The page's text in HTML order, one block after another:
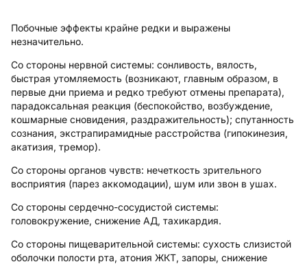
Побочные эффекты крайне редки и выражены
незначительно.
Со стороны нервной системы: сонливость, вялость,
быстрая утомляемость (возникают, главным образом, в
первые дни приема и редко требуют отмены препарата),
парадоксальная реакция (беспокойство, возбуждение,
кошмарные сновидения, раздражительность); спутанность
сознания, экстрапирамидные расстройства (гипокинезия,
акатизия, тремор).
Со стороны органов чувств: нечеткость зрительного
восприятия (парез аккомодации), шум или звон в ушах.
Со стороны сердечно-сосудистой системы:
головокружение, снижение АД, тахикардия.
Со стороны пищеварительной системы: сухость слизистой
оболочки полости рта, атония ЖКТ, запоры, снижение